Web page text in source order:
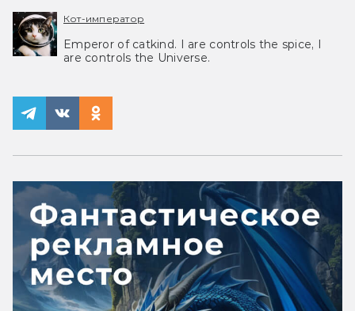
Кот-император
Emperor of catkind. I are controls the spice, I
are controls the Universe.